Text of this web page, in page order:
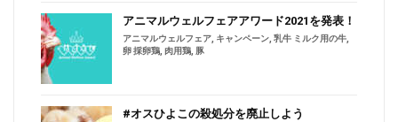
アニマルウェルフェアアワード2021を発表！
アニマルウェルフェア, キャンペーン, 乳牛 ミルク用の牛,
卵 採卵鶏, 肉用鶏, 豚
#オスひよこの殺処分を廃止しよう